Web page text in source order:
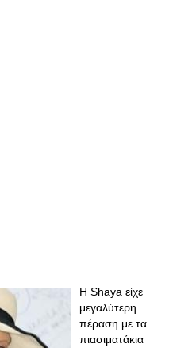
Η Shaya είχε
μεγαλύτερη
πέραση με τα…
πιασιματάκια